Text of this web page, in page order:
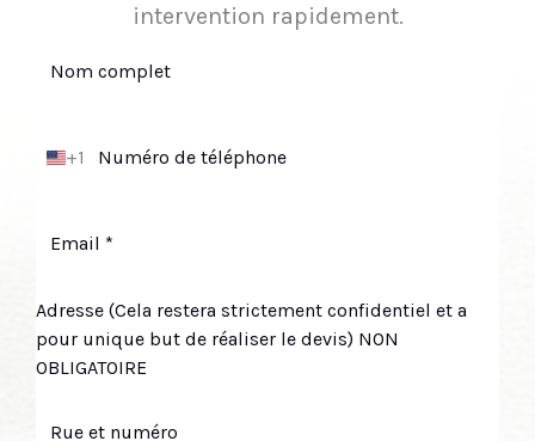
intervention rapidement.
É
t
U
n
i
+
+1
Adresse (Cela restera strictement confidentiel et a
pour unique but de réaliser le devis) NON
OBLIGATOIRE